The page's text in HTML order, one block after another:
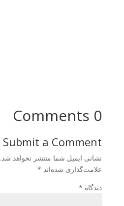
0 Comments
Submit a Comment
نشانی ایمیل شما منتشر نخواهد شد.
علامت‌گذاری شده‌اند *
دیدگاه *